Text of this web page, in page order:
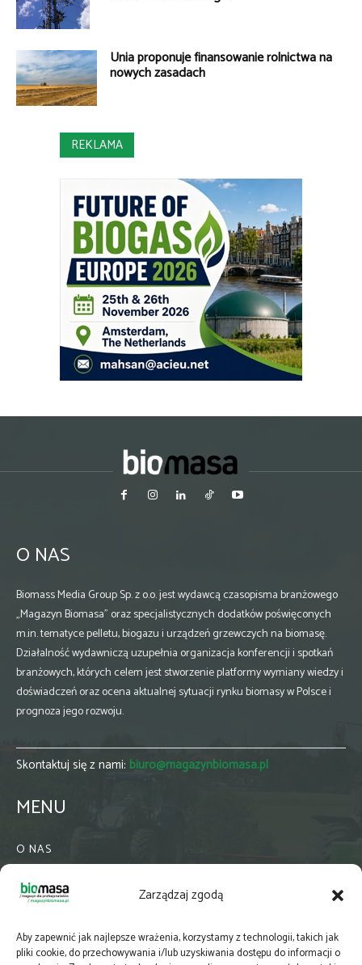
Zarządzaj zgodą
Aby zapewnić jak najlepsze wrażenia, korzystamy z technologii, takich jak
pliki cookie, do przechowywania i/lub uzyskiwania dostępu do informacji o
Unia proponuje finansowanie rolnictwa na
nowych zasadach
REKLAMA
O NAS
Biomass Media Group Sp. z o.o. jest wydawcą czasopisma branżowego
„Magazyn Biomasa” oraz specjalistycznych dodatków poświęconych
m.in. tematyce pelletu, biogazu i urządzeń grzewczych na biomasę.
Działalność wydawniczą uzupełnia organizacja konferencji i spotkań
branżowych, których celem jest stworzenie platformy wymiany wiedzy i
doświadczeń oraz ocena aktualnej sytuacji rynku biomasy w Polsce i
prognoza jego rozwoju.
Skontaktuj się z nami: biuro@magazynbiomasa.pl
MENU
O NAS
WSPÓŁPRACA
PRENUMERATA